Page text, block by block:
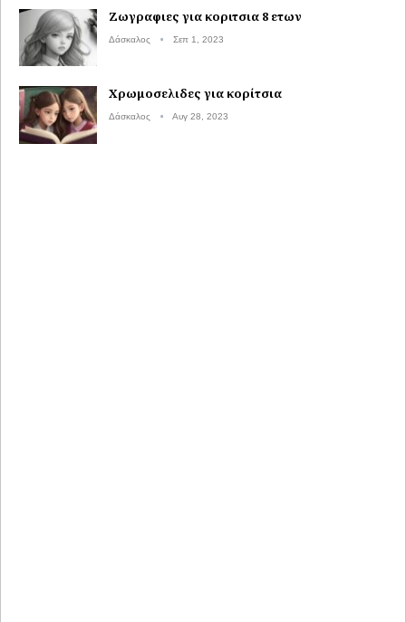
Ζωγραφιες για κοριτσια 8 ετων
Δάσκαλος Σεπ 1, 2023
Χρωμοσελιδες για κορίτσια
Δάσκαλος Αυγ 28, 2023